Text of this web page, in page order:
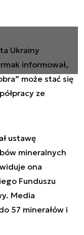
Ukrainy
informował,
może stać się
ze
ustawę
mineralnych
ona
Funduszu
Media
57 minerałów i